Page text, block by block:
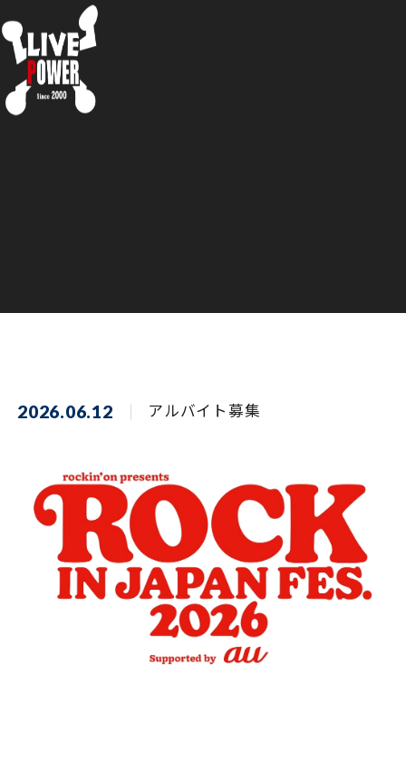
ROCK IN JAPAN
2026.06.12 アルバイト募集